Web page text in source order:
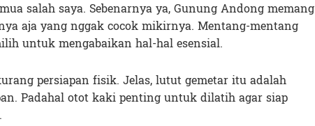
salah saya. Sebenarnya ya, Gunung Andong memang
aja yang nggak cocok mikirnya. Mentang-mentang
untuk mengabaikan hal-hal esensial.
persiapan fisik. Jelas, lutut gemetar itu adalah
Padahal otot kaki penting untuk dilatih agar siap